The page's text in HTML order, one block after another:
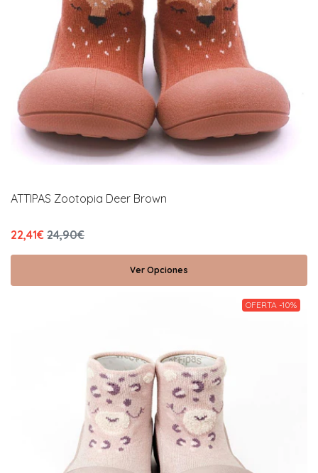
ATTIPAS Zootopia Deer Brown
22,41€ 24,90€
Ver Opciones
OFERTA -10%